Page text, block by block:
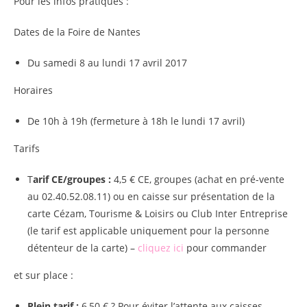
Dates de la Foire de Nantes
Du samedi 8 au lundi 17 avril 2017
Horaires
De 10h à 19h (fermeture à 18h le lundi 17 avril)
Tarifs
Tarif CE/groupes : 4,5 € CE, groupes (achat en pré-vente
au 02.40.52.08.11) ou en caisse sur présentation de la
carte Cézam, Tourisme & Loisirs ou Club Inter Entreprise
(le tarif est applicable uniquement pour la personne
détenteur de la carte) – cliquez ici pour commander
et sur place :